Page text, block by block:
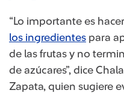
“Lo importante es
los ingredientes para
de las frutas y no
de azúcares”, dice
Zapata, quien sugiere